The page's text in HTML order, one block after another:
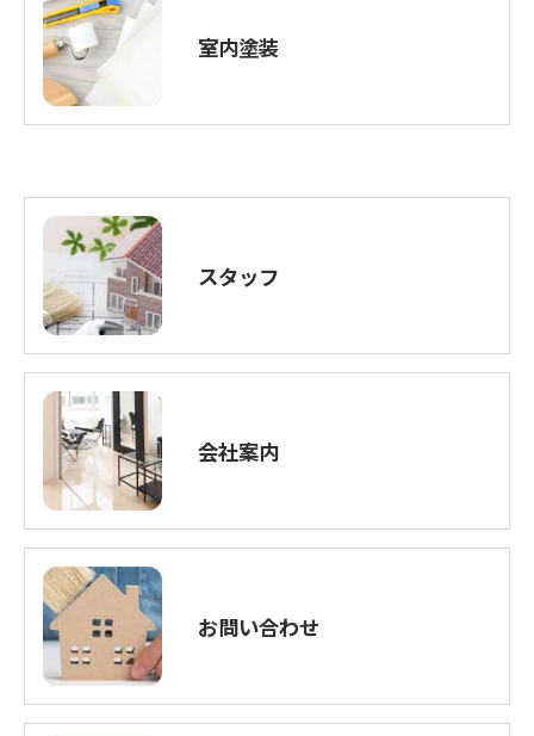
室内塗装
スタッフ
会社案内
お問い合わせ